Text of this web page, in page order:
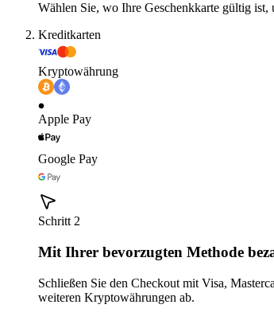
Wählen Sie, wo Ihre Geschenkkarte gültig ist,
Kreditkarten
Kryptowährung
Apple Pay
Google Pay
Schritt 2
Mit Ihrer bevorzugten Methode
Schließen Sie den Checkout mit Visa,
weiteren Kryptowährungen ab.